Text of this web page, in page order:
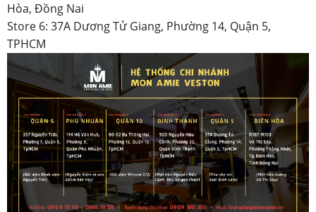
Hòa, Đồng Nai
Store 6: 37A Dương Tử Giang, Phường 14, Quận 5,
TPHCM